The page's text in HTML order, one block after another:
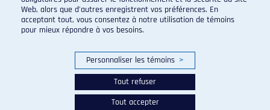
Web, alors que d’autres enregistrent vos préférences. En
acceptant tout, vous consentez à notre utilisation de témoins
pour mieux répondre à vos besoins.
Personnaliser les témoins >
Tout refuser
Tout accepter